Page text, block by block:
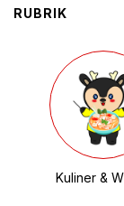
RUBRIK
News